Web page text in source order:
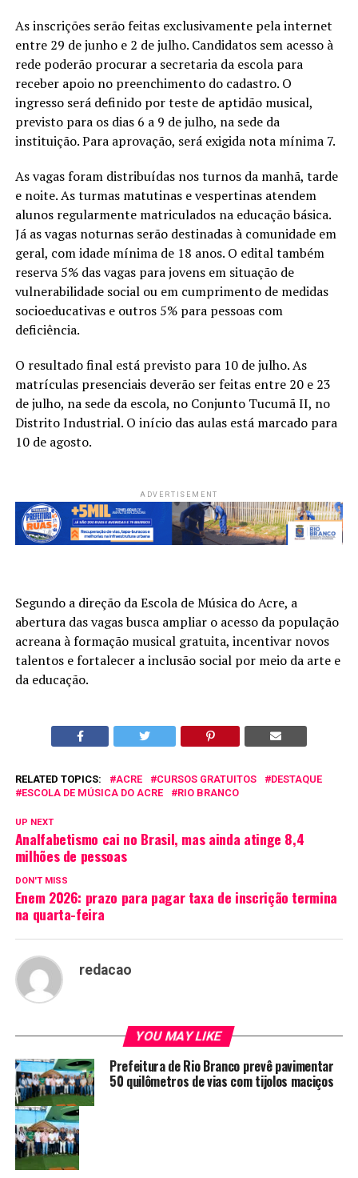
As inscrições serão feitas exclusivamente pela internet
entre 29 de junho e 2 de julho. Candidatos sem acesso à
rede poderão procurar a secretaria da escola para
receber apoio no preenchimento do cadastro. O
ingresso será definido por teste de aptidão musical,
previsto para os dias 6 a 9 de julho, na sede da
instituição. Para aprovação, será exigida nota mínima 7.
As vagas foram distribuídas nos turnos da manhã, tarde
e noite. As turmas matutinas e vespertinas atendem
alunos regularmente matriculados na educação básica.
Já as vagas noturnas serão destinadas à comunidade em
geral, com idade mínima de 18 anos. O edital também
reserva 5% das vagas para jovens em situação de
vulnerabilidade social ou em cumprimento de medidas
socioeducativas e outros 5% para pessoas com
deficiência.
O resultado final está previsto para 10 de julho. As
matrículas presenciais deverão ser feitas entre 20 e 23
de julho, na sede da escola, no Conjunto Tucumã II, no
Distrito Industrial. O início das aulas está marcado para
10 de agosto.
ADVERTISEMENT
Segundo a direção da Escola de Música do Acre, a
abertura das vagas busca ampliar o acesso da população
acreana à formação musical gratuita, incentivar novos
talentos e fortalecer a inclusão social por meio da arte e
da educação.
RELATED TOPICS: ACRE CURSOS GRATUITOS
DESTAQUE
ESCOLA DE MÚSICA DO ACRE
RIO BRANCO
UP NEXT
Analfabetismo cai no Brasil, mas ainda atinge 8,4
milhões de pessoas
DON'T MISS
Enem 2026: prazo para pagar taxa de inscrição termina
na quarta-feira
redacao
YOU MAY LIKE
Prefeitura de Rio Branco prevê pavimentar
50 quilômetros de vias com tijolos maciços